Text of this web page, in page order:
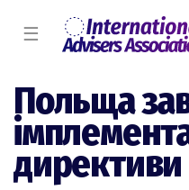
☰
Польща
директиви